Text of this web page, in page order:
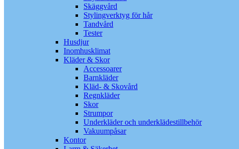
Skäggvård
Stylingverktyg för hår
Tandvård
Tester
Husdjur
Inomhusklimat
Kläder & Skor
Accessoarer
Barnkläder
Kläd- & Skovård
Regnkläder
Skor
Strumpor
Underkläder och underklädestillbehör
Vakuumpåsar
Kontor